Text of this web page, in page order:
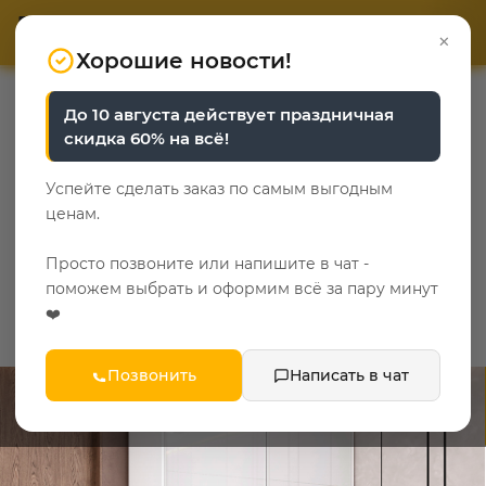
0
Шкаф Top Line без
доводчика
Главная — Каталог — Шкафы — Шкаф Top Line без доводчика
×
Хорошие новости!
До 10 августа действует праздничная
скидка 60% на всё!
Успейте сделать заказ по самым выгодным
ценам.
Просто позвоните или напишите в чат -
поможем выбрать и оформим всё за пару минут
❤️
Позвонить Написать в чат